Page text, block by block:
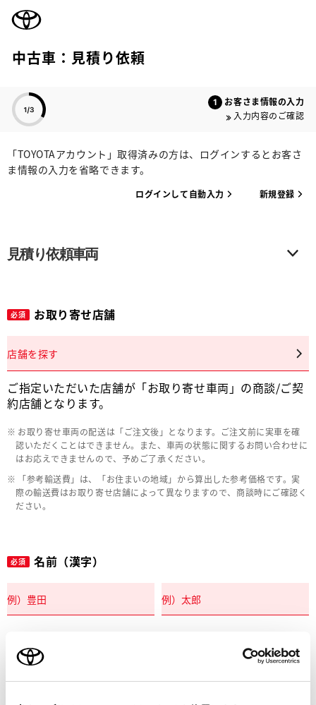
中古車：見積り依頼
お客さま情報の入力
入力内容のご確認
「TOYOTAアカウント」取得済みの方は、ログインするとお客さ
ま情報の入力を省略できます。
ログインして自動入力 新規登録
見積り依頼車両
必須 お取り寄せ店舗
店舗を探す
ご指定いただいた店舗が「お取り寄せ車両」の商談/ご契
約店舗となります。
お取り寄せ車両の配送は「ご注文後」となります。ご注文前に実車を確
認いただくことはできません。また、車両の状態に関するお問い合わせに
はお応えできませんので、予めご了承ください。
「参考輸送費」は、「お住まいの地域」から算出した参考価格です。実
際の輸送費はお取り寄せ店舗によって異なりますので、商談時にご確認く
ださい。
必須 名前（漢字）
必須 名前（カナ）